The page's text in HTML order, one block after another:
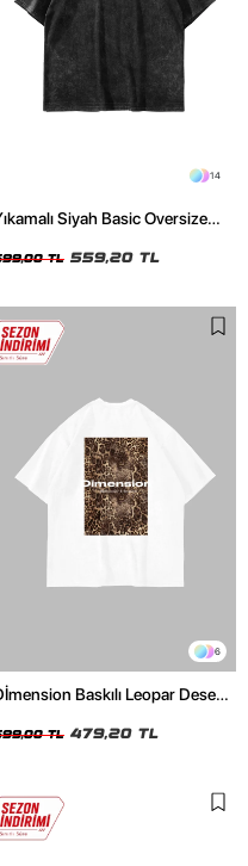
14
Siyah Basic Oversize
TL 559,20 TL
6
Baskılı Leopar Desenli
TL 479,20 TL